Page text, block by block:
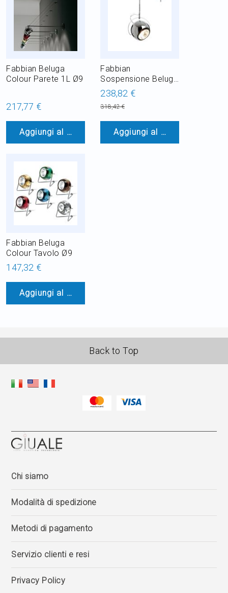
Fabbian Beluga
Colour Parete 1L Ø9
217,77 €
Aggiungi al Carrello
Fabbian
Sospensione Beluga
Steel 1 Luce GU10 H
20 / 115 cm
238,82 €
318,42 €
Aggiungi al Carrello
Fabbian Beluga
Colour Tavolo Ø9
147,32 €
Aggiungi al Carrello
Back to Top
Chi siamo
Modalità di spedizione
Metodi di pagamento
Servizio clienti e resi
Privacy Policy